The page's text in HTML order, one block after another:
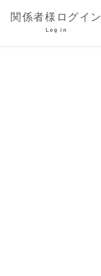
関係者様ログイン
Log in